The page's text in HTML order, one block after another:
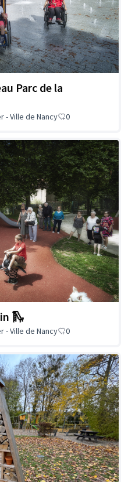
Parc de la
- Ville de Nancy 0
🛝
- Ville de Nancy 0